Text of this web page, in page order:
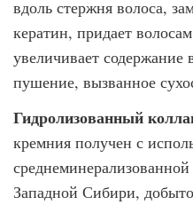
вдоль стержня волоса,
кератин, придает
увеличивает содержание
пушение, вызванное
Гидролизованный
кремния получен с
Западной Сибири,